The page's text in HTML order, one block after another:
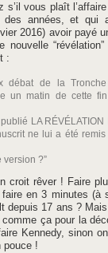
vous plaît
années, et qui
2016) avoir payé
“révélation”
:
débat de la
un matin de cette
LA
ne lui a été
?”
croit rêver ! Faire
en 3 minutes (à
depuis 17 ans ?
ça pour la
Kennedy, sinon
pouce !